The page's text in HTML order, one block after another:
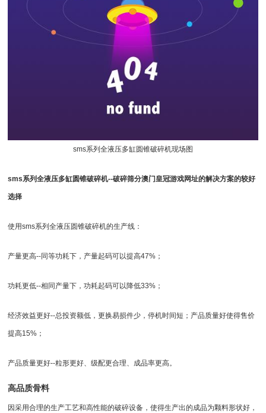
sms系列全液压多缸圆锥破碎机现场图
sms系列全液压多缸圆锥破碎机--破碎筛分澳门皇冠游戏网址的解决方案的较好
选择
使用sms系列全液压圆锥破碎机的生产线：
产量更高--同等功耗下，产量起码可以提高47%；
功耗更低--相同产量下，功耗起码可以降低33%；
经济效益更好--总投资额低，更换易损件少，停机时间短；产品质量好使得售价
提高15%；
产品质量更好--粒形更好、级配更合理、成品率更高。
高品质骨料
因采用合理的生产工艺和高性能的破碎设备，使得生产出的成品为颗料形状好，